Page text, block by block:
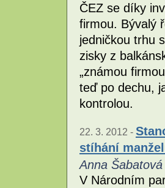
ČEZ se díky
firmou. Bývalý
jedničkou trhu
zisky z
„známou
teď po dechu,
kontrolou.
22. 3. 2012 -
stíhání
Anna
V Národním